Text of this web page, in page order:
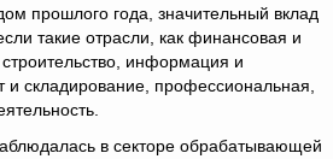
прошлого года, значительный вклад
такие отрасли, как финансовая и
информация и
и складирование, профессиональная,
в секторе обрабатывающей